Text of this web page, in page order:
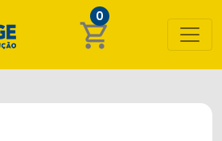
shopping_cart
0